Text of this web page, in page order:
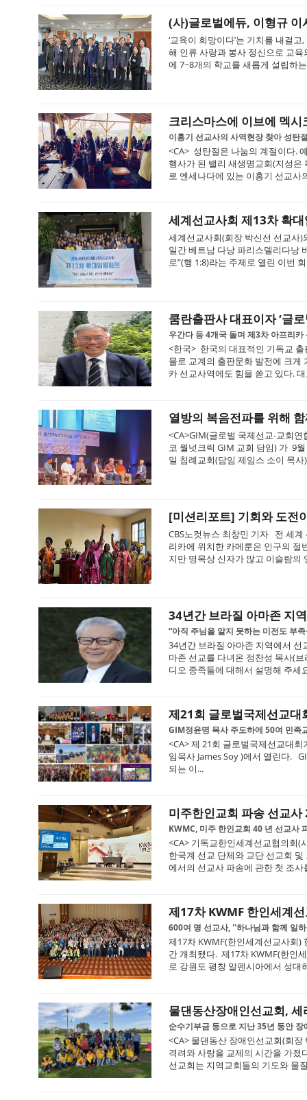
(사)글로벌에듀, 이형규 이
‘교육이 희망이다’는 기치를 내걸
해 인류 사랑과 봉사 정신으로 교
에 7~8개의 학교를 새롭게 설립하
크리스마스에 이브에 멕
이홍기 선교사의 사역현장 찾아 성탄
<CA> 성탄절은 나눔의 계절이다.
행사가 된 밸리 새생명교회(지성
로 엔세나다에 있는 이홍기 선교사
세계선교사회 제13차 확
세계선교사회(회장 박신선 선교사)
일간 베트남 다낭 파리스델리다낭
로”(행 1:8)라는 주제로 열린 이번
쿰란출판사 대표이자 ‘글
우간다 등 4개국 돌며 제3차 아프리카
<한국> 한국의 대표적인 기독교
물로 교계의 출판문화 발전에 크게
카 선교사역에도 힘을 쏟고 있다.
열방의 복음전파를 위해
<CA>GIM(글로벌 국제선교∙교회
코 월넛크릭 GIM 교회 담임) 가 9
일 침례교회(담임 제임스 소이 목사
[미션리포트] 기회와 도전
CBS노컷뉴스 최창민 기자 전 세
리카에 위치한 카메룬은 인구의 절
지만 명목상 신자가 많고 이슬람의
34년간 브라질 아마존 지
“아직 주님을 알지 못하는 미전도 부
34년간 브라질 아마존 지역에서
마존 선교를 다녀온 정찬성 목사(
디오 종족들에 대해서 설명해 주
제21회 글로벌국제선교대
GIM정윤명 목사 주도하에 50여 민족
<CA> 제 21회 글로벌국제선교대
임목사 James Soy )에서 열린다.
되는 이...
미주한인교회 파송 선교
KWMC, 미주 한인교회 40 년 선교사
<CA> 기독교한인세계선교협의회(
한국계 선교 단체와 교단 선교회
에서의 선교사 파송에 관한 첫 조사
제17차 KWMF 한인세계
600여 명 선교사, ''하나님과 함께 일
제17차 KWMF(한인세계선교사회)
간 개최됐다. 제17차 KWMF(한인
로 강원도 평창 알펜시아에서 성대
물댄동산장애인선교회,
순수기부금 등으로 지난 35년 동안
<CA> 물댄동산 장애인선교회(회
격려와 사랑을 교제의 시간을 가
선교회는 지역교회들의 기도와 물